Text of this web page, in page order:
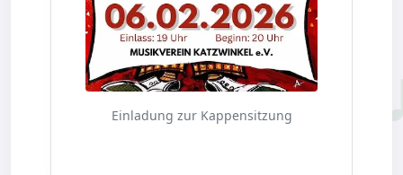
Einladung zur Kappensitzung